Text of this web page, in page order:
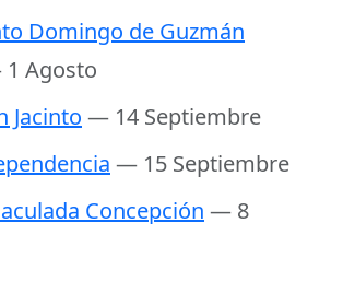
Domingo de Guzmán
Agosto
Jacinto — 14 Septiembre
— 15 Septiembre
Concepción — 8